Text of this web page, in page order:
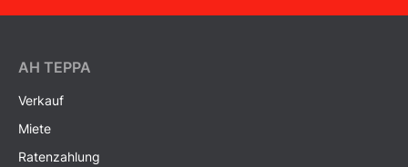
AH ТEPPA
Verkauf
Miete
Ratenzahlung